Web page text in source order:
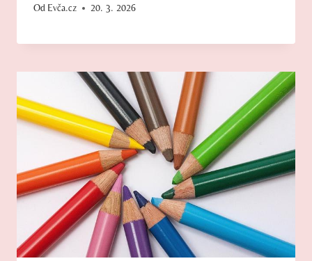
Od Evča.cz 20. 3. 2026